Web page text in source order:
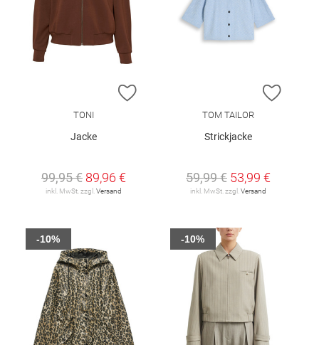
ZUR WUNSCHLISTE HINZUFÜGEN
TONI
Jacke
99,95 € 89,96 €
inkl. MwSt. zzgl. Versand
ZUR
TOM TAILOR
Strickjacke
59,99 € 53,99 €
inkl. MwSt. zzgl. Versand
-10% -10%